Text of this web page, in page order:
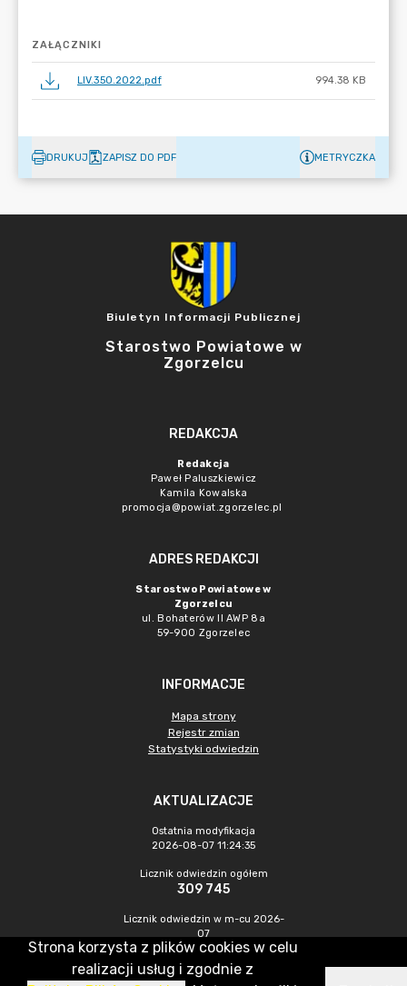
ZAŁĄCZNIKI
LIV.350.2022.pdf 994.38 KB
DRUKUJ ZAPISZ DO PDF METRYCZKA
Biuletyn Informacji Publicznej
Starostwo Powiatowe w
Zgorzelcu
REDAKCJA
Redakcja
Paweł Paluszkiewicz
Kamila Kowalska
promocja@powiat.zgorzelec.pl
ADRES REDAKCJI
Starostwo Powiatowe w
Zgorzelcu
ul. Bohaterów II AWP 8a
59-900 Zgorzelec
INFORMACJE
Mapa strony
Rejestr zmian
Statystyki odwiedzin
AKTUALIZACJE
Ostatnia modyfikacja
2026-08-07 11:24:35
Licznik odwiedzin ogółem
309 745
Licznik odwiedzin w m-cu 2026-
07
443
Strona korzysta z plików cookies w celu
realizacji usług i zgodnie z